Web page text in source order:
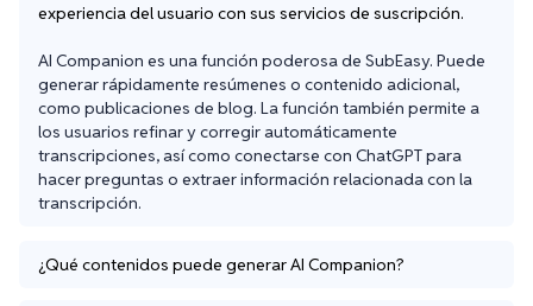
experiencia del usuario con sus servicios de suscripción.
AI Companion es una función poderosa de SubEasy. Puede
generar rápidamente resúmenes o contenido adicional,
como publicaciones de blog. La función también permite a
los usuarios refinar y corregir automáticamente
transcripciones, así como conectarse con ChatGPT para
hacer preguntas o extraer información relacionada con la
transcripción.
¿Qué contenidos puede generar AI Companion?